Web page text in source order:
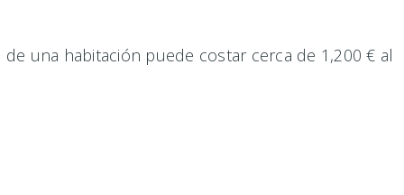
una habitación puede costar cerca de 1,200 € al